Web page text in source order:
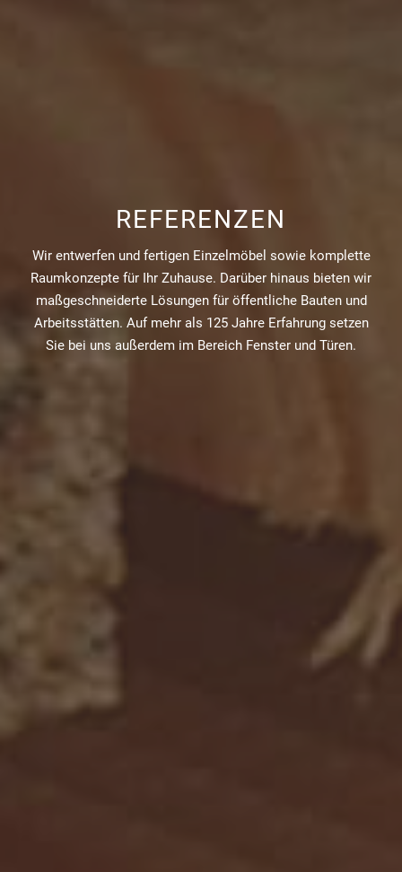
REFERENZEN
Wir entwerfen und fertigen Einzelmöbel sowie komplette
Raumkonzepte für Ihr Zuhause. Darüber hinaus bieten wir
maßgeschneiderte Lösungen für öffentliche Bauten und
Arbeitsstätten. Auf mehr als 125 Jahre Erfahrung setzen
Sie bei uns außerdem im Bereich Fenster und Türen.